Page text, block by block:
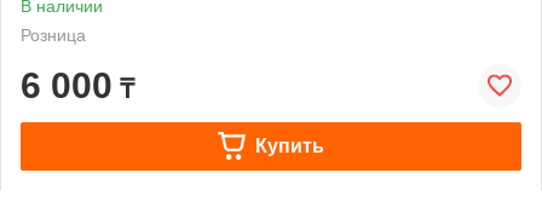
В наличии
Розница
6 000 ₸
Купить